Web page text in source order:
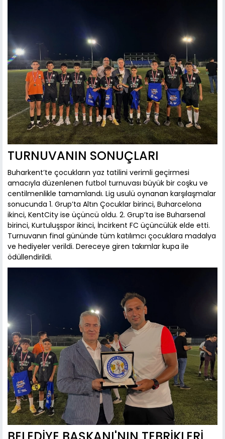
TURNUVANIN SONUÇLARI
Buharkent’te çocukların yaz tatilini verimli geçirmesi
amacıyla düzenlenen futbol turnuvası büyük bir coşku ve
centilmenlikle tamamlandı. Lig usulü oynanan karşılaşmalar
sonucunda 1. Grup’ta Altın Çocuklar birinci, Buharcelona
ikinci, KentCity ise üçüncü oldu. 2. Grup’ta ise Buharsenal
birinci, Kurtuluşspor ikinci, İncirkent FC üçüncülük elde etti.
Turnuvanın final gününde tüm katılımcı çocuklara madalya
ve hediyeler verildi. Dereceye giren takımlar kupa ile
ödüllendirildi.